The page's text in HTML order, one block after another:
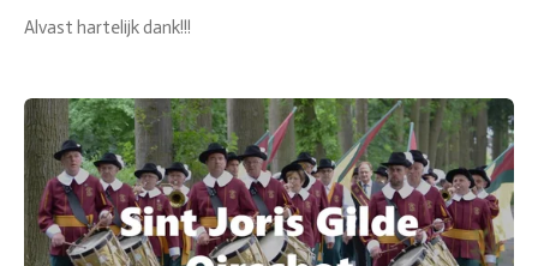
Alvast hartelijk dank!!!